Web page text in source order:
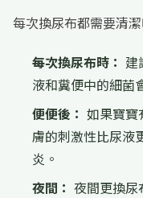
每次換尿布都需要清
每次換尿布時： 建
液和糞便中的細菌
便便後： 如果寶寶
膚的刺激性比尿液
炎。
夜間： 夜間更換尿